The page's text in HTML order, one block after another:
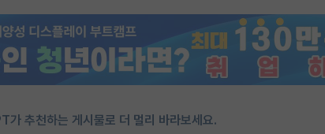
가 추천하는 게시물로 더 멀리 바라보세요.